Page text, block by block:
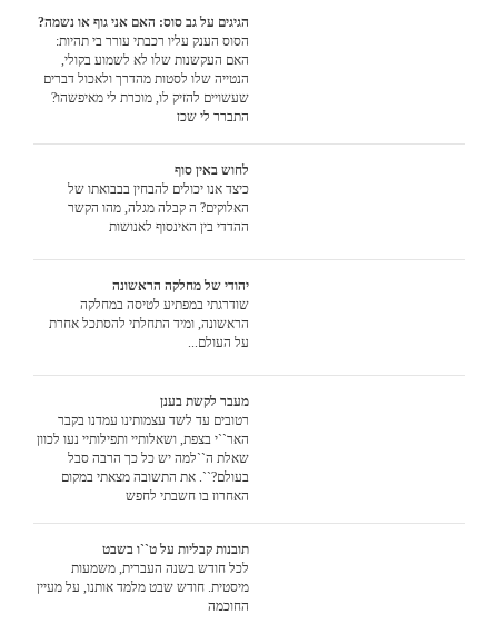
הגיגים על גב סוס: האם אני גוף או נשמה?
הסוס הענק עליו רכבתי עורר בי תהיות:
האם העקשנות שלו לא לשמוע בקולי,
הנטייה שלו לסטות מהדרך ולאכול דברים
שעשויים להזיק לו, מוכרת לי מאיפשהו?
התברר לי שכן
לחוש באין סוף
כיצד אנו יכולים להבחין בבבואתו של
האלוקים? ה קבלה מגלה, מהו הקשר
ההדדי בין האינסוף לאנושות
יהודי של מחלקה הראשונה
שודרגתי במפתיע לטיסה במחלקה
הראשונה, ומיד התחלתי להסתכל אחרת
על העולם...
מעבר לקשת בענן
רטובים עד לשד עצמותינו עמדנו בקבר
האר``י בצפת, ושאלותיי ותפילותיי נעו לכוון
שאלת ה``למה יש כל כך הרבה סבל
בעולם?``. את התשובה מצאתי במקום
האחרון בו חשבתי לחפש
תובנות קבליות על ט``ו בשבט
לכל חודש בשנה העברית, משמעות
מיסטית. חודש שבט מלמד אותנו, על מעיין
החוכמה